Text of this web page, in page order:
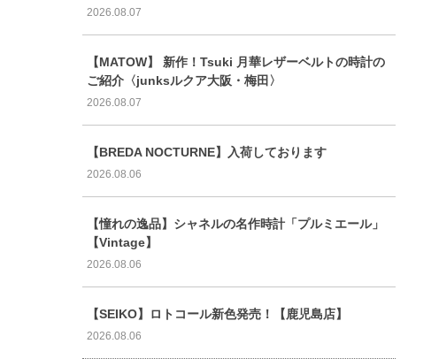
2026.08.07
【MATOW】 新作！Tsuki 月華レザーベルトの時計の
ご紹介〈junksルクア大阪・梅田〉
2026.08.07
【BREDA NOCTURNE】入荷しております
2026.08.06
【憧れの逸品】シャネルの名作時計「プルミエール」
【Vintage】
2026.08.06
【SEIKO】ロトコール新色発売！【鹿児島店】
2026.08.06